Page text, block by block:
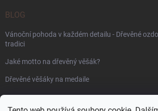
BLOG
Vánoční pohoda v každém detailu - Dřevěné
tradici
Jaké motto na dřevěný věšák?
Dřevěné věšáky na medaile
PŘIJÍMÁME ONLINE PLATBY